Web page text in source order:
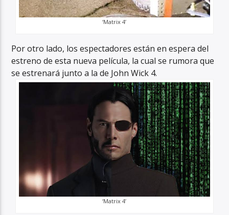
‘Matrix 4’
Por otro lado, los espectadores están en espera del
estreno de esta nueva película, la cual se rumora que
se estrenará junto a la de John Wick 4.
‘Matrix 4’